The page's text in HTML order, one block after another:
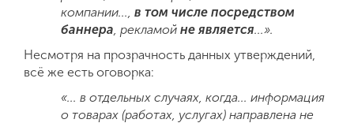
компании...,в том числе посредством
баннера, рекламойне является...».
Несмотря на прозрачность данных утверждений,
всё же есть оговорка:
«...в отдельных случаях, когда... информация
о товарах (работах, услугах) направлена не